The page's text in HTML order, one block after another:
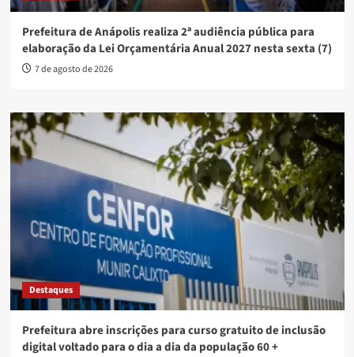
Prefeitura de Anápolis realiza 2ª audiência pública para
elaboração da Lei Orçamentária Anual 2027 nesta sexta (7)
7 de agosto de 2026
Destaques
Prefeitura abre inscrições para curso gratuito de inclusão
digital voltado para o dia a dia da população 60 +